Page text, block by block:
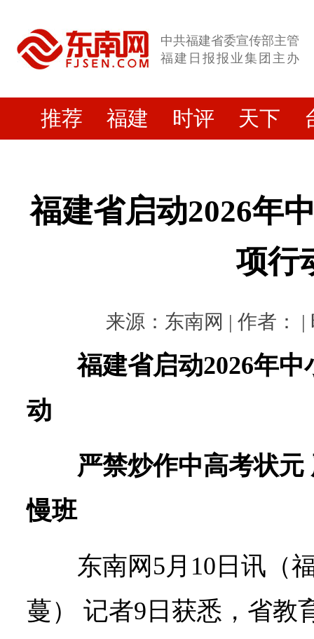
中共福建省委宣传部主管
福建日报报业集团主办
推荐 福建 时评 天下
福建省启动2026年
项行
来源：东南网 | 作者： |
福建省启动2026年
动
严禁炒作中高考状
慢班
东南网5月10日讯（
蔓） 记者9日获悉，省教